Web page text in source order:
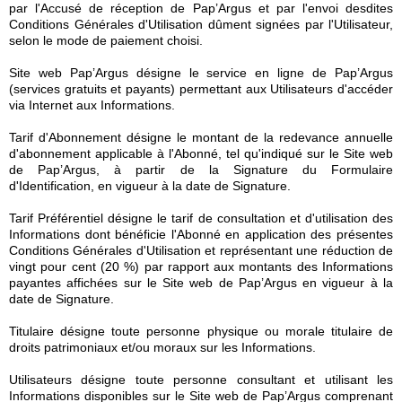
par l'Accusé de réception de Pap’Argus et par l'envoi desdites
Conditions Générales d'Utilisation dûment signées par l'Utilisateur,
selon le mode de paiement choisi.
Site web Pap’Argus désigne le service en ligne de Pap’Argus
(services gratuits et payants) permettant aux Utilisateurs d'accéder
via Internet aux Informations.
Tarif d'Abonnement désigne le montant de la redevance annuelle
d'abonnement applicable à l'Abonné, tel qu'indiqué sur le Site web
de Pap’Argus, à partir de la Signature du Formulaire
d'Identification, en vigueur à la date de Signature.
Tarif Préférentiel désigne le tarif de consultation et d'utilisation des
Informations dont bénéficie l'Abonné en application des présentes
Conditions Générales d'Utilisation et représentant une réduction de
vingt pour cent (20 %) par rapport aux montants des Informations
payantes affichées sur le Site web de Pap’Argus en vigueur à la
date de Signature.
Titulaire désigne toute personne physique ou morale titulaire de
droits patrimoniaux et/ou moraux sur les Informations.
Utilisateurs désigne toute personne consultant et utilisant les
Informations disponibles sur le Site web de Pap’Argus comprenant